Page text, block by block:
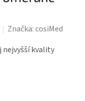
Značka:cosiMed
nejvyšší kvality